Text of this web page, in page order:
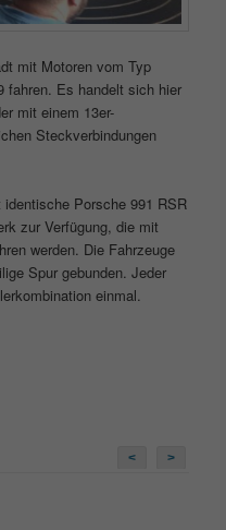
mit Motoren vom Typ
fahren. Es handelt sich hier
mit einem 13er-
Steckverbindungen
Porsche 991 RSR
zur Verfügung, die mit
werden. Die Fahrzeuge
Spur gebunden. Jeder
einmal.
<
>